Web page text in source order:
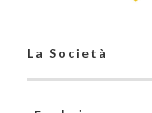
La Società